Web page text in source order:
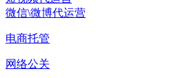
微信\微博代运营
电商托管
网络公关